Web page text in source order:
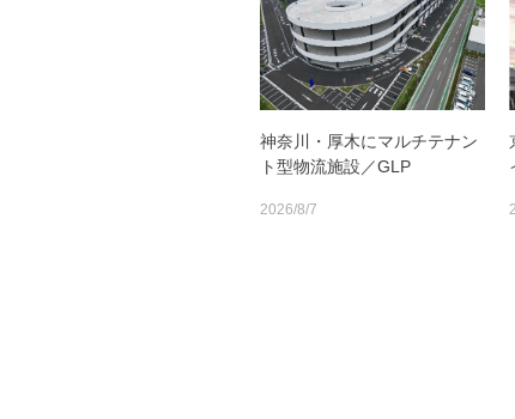
神奈川・厚木にマルチテナン
ト型物流施設／GLP
2026/8/7